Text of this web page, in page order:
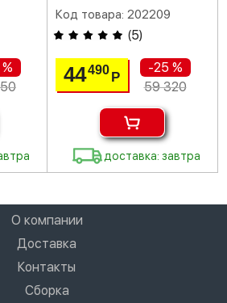
Код товара: 202209
(5)
44490 Р
-25 %
59 320
доставка: завтра
О компании
Доставка
Контакты
Сборка